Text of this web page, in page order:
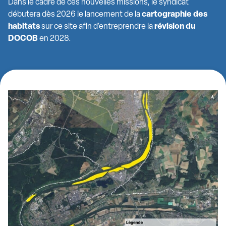
Dans le cadre de ces nouvelles missions, le syndicat
débutera dès 2026 le lancement de lacartographie des
habitatssur ce site afin d’entreprendre larévision du
DOCOBen 2028.